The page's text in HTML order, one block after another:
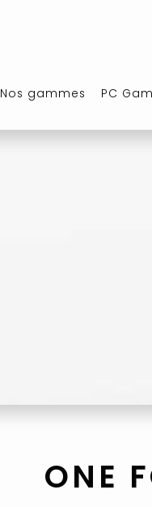
Nos gammes PC
ONE